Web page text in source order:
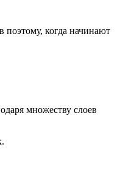
когда начинают
множеству слоев